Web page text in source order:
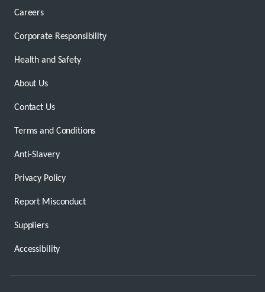
Careers
Corporate Responsibility
Health and Safety
About Us
Contact Us
Terms and Conditions
Anti-Slavery
Privacy Policy
Report Misconduct
Suppliers
Accessibility